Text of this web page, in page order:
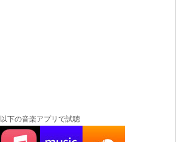
以下の音楽アプリで試聴